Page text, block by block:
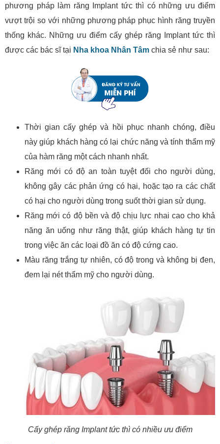
phương pháp làm răng Implant tức thì có những ưu điểm
vượt trội so với những phương pháp phục hình răng truyền
thống khác. Những ưu điểm cấy ghép răng Implant tức thì
được các bác sĩ tại Nha khoa Nhân Tâm chia sẻ như sau:
Thời gian cấy ghép và hồi phục nhanh chóng, điều
này giúp khách hàng có lại chức năng và tính thẩm mỹ
của hàm răng một cách nhanh nhất.
Răng mới có độ an toàn tuyệt đối cho người dùng,
không gây các phản ứng có hại, hoặc tạo ra các chất
có hại cho người dùng trong suốt thời gian sử dụng.
Răng mới có độ bền và độ chịu lực nhai cao cho khả
năng ăn uống như răng thật, giúp khách hàng tự tin
trong việc ăn các loại đồ ăn có độ cứng cao.
Màu răng trắng tự nhiên, có độ trong và không bị đen,
đem lại nét thẩm mỹ cho người dùng.
Cấy ghép răng Implant tức thì có nhiều ưu điểm